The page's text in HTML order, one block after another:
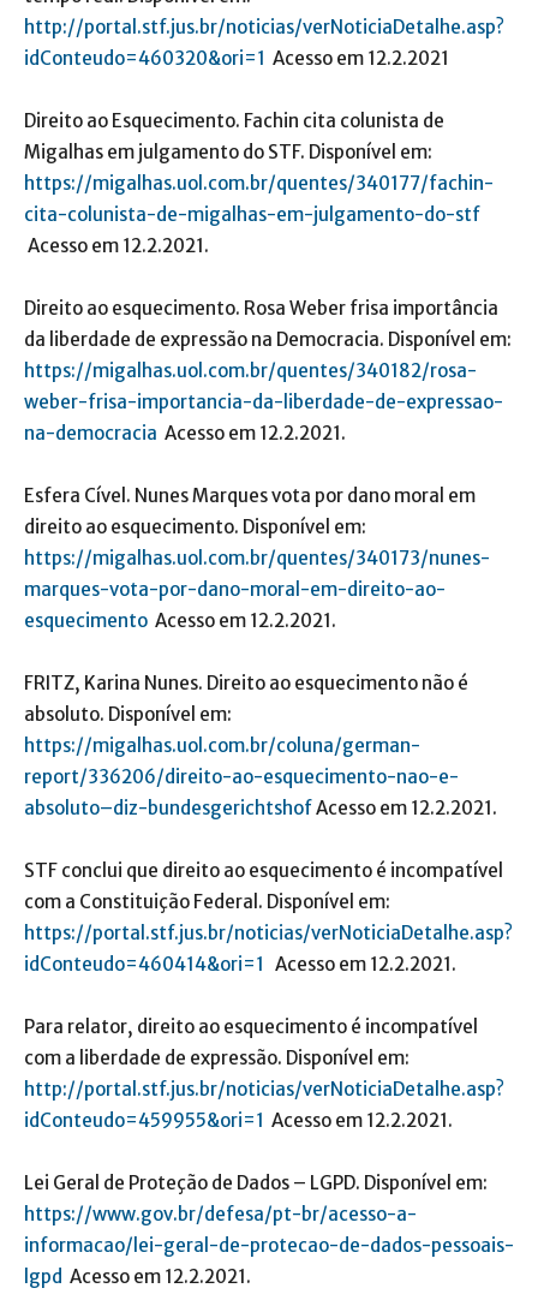
http://portal.stf.jus.br/noticias/verNoticiaDetalhe.asp?
idConteudo=460320&ori=1 Acesso em 12.2.2021
Direito ao Esquecimento. Fachin cita colunista de
Migalhas em julgamento do STF. Disponível em:
https://migalhas.uol.com.br/quentes/340177/fachin-
cita-colunista-de-migalhas-em-julgamento-do-stf
Acesso em 12.2.2021.
Direito ao esquecimento. Rosa Weber frisa importância
da liberdade de expressão na Democracia. Disponível em:
https://migalhas.uol.com.br/quentes/340182/rosa-
weber-frisa-importancia-da-liberdade-de-expressao-
na-democracia Acesso em 12.2.2021.
Esfera Cível. Nunes Marques vota por dano moral em
direito ao esquecimento. Disponível em:
https://migalhas.uol.com.br/quentes/340173/nunes-
marques-vota-por-dano-moral-em-direito-ao-
esquecimento Acesso em 12.2.2021.
FRITZ, Karina Nunes. Direito ao esquecimento não é
absoluto. Disponível em:
https://migalhas.uol.com.br/coluna/german-
report/336206/direito-ao-esquecimento-nao-e-
absoluto–diz-bundesgerichtshofAcesso em 12.2.2021.
STF conclui que direito ao esquecimento é incompatível
com a Constituição Federal. Disponível em:
https://portal.stf.jus.br/noticias/verNoticiaDetalhe.asp?
idConteudo=460414&ori=1
Acesso em 12.2.2021.
Para relator, direito ao esquecimento é incompatível
com a liberdade de expressão. Disponível em:
http://portal.stf.jus.br/noticias/verNoticiaDetalhe.asp?
idConteudo=459955&ori=1 Acesso em 12.2.2021.
Lei Geral de Proteção de Dados – LGPD. Disponível em:
https://www.gov.br/defesa/pt-br/acesso-a-
informacao/lei-geral-de-protecao-de-dados-pessoais-
lgpd Acesso em 12.2.2021.